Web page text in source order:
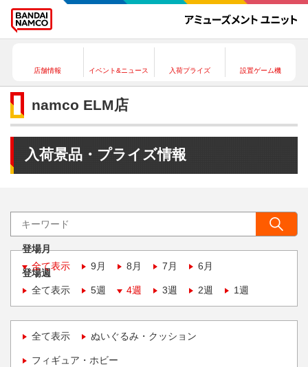
店舗情報 イベント&ニュース 入荷プライズ 設置ゲーム機
namco ELM店
入荷景品・プライズ情報
登場月
全て表示
9月 8月 7月 6月
登場週
全て表示
5週 4週 3週 2週 1週
全て表示 ぬいぐるみ・クッション
フィギュア・ホビー